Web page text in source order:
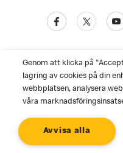
Personuppgiftspolicy
Genom att klicka på
lagring av cookies på din
webbplatsen, analysera
våra
Avvisa alla